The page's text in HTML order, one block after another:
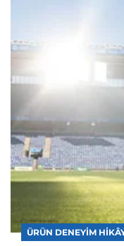
ÜRÜN DENEYIM